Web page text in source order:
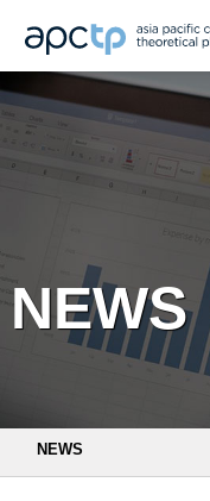
NEWS
NEWS